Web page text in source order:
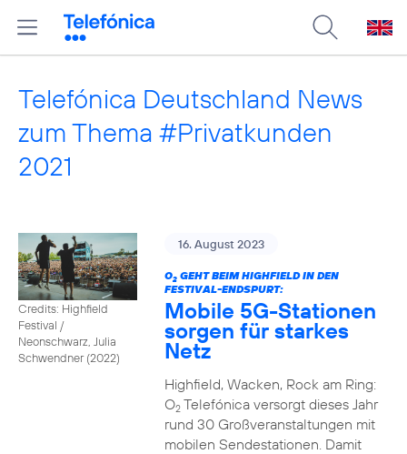
Telefónica Deutschland News
zum Thema #Privatkunden
2021
Credits: Highfield
Festival /
Neonschwarz, Julia
Schwendner (2022)
16. August 2023
O2GEHT BEIM HIGHFIELD IN DEN
FESTIVAL-ENDSPURT:
Mobile 5G-Stationen
sorgen für starkes
Netz
Highfield, Wacken, Rock am Ring:
O2Telefónica versorgt dieses Jahr
rund 30 Großveranstaltungen mit
mobilen Sendestationen. Damit